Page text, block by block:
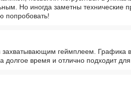
Но иногда заметны
попробовать!
геймплеем. Графика
долгое время и отлично подходит